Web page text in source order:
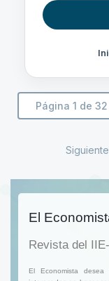
Página 1 de 32
Siguiente